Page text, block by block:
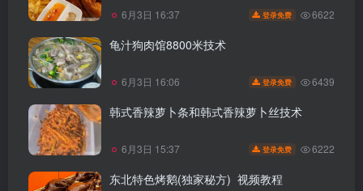
6月3日 16:37 登录免费 6622
龟汁狗肉馆8800米技术
6月3日 16:06 登录免费 6439
韩式香辣萝卜条和韩式香辣萝卜丝技术
6月3日 15:37 登录免费 6222
东北特色烤鹅(独家秘方) 视频教程